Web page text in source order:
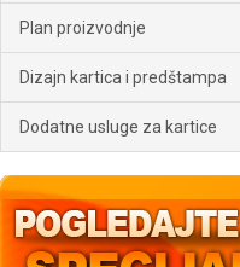
Plan proizvodnje
Dizajn kartica i predštampa
Dodatne usluge za kartice